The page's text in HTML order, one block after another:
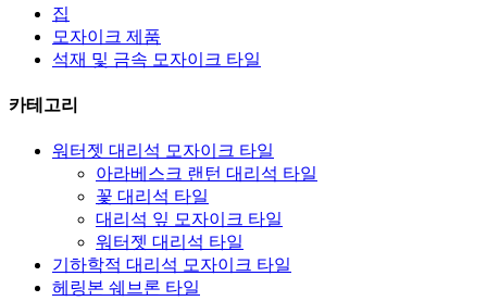
집
모자이크 제품
석재 및 금속 모자이크 타일
카테고리
워터젯 대리석 모자이크 타일
아라베스크 랜턴 대리석 타일
꽃 대리석 타일
대리석 잎 모자이크 타일
워터젯 대리석 타일
기하학적 대리석 모자이크 타일
헤링본 쉐브론 타일